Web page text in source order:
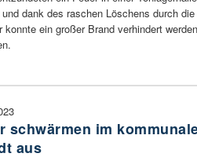
dank des raschen Löschens durch die
konnte ein großer Brand verhindert
schwärmen im
aus